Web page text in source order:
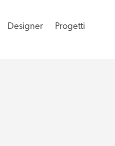
Designer Progetti